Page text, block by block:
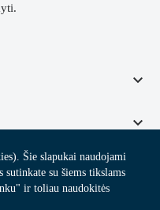
keyboard_arrow_down
keyboard_arrow_down
Šie slapukai naudojami
su šiems tikslams
ir toliau naudokitės